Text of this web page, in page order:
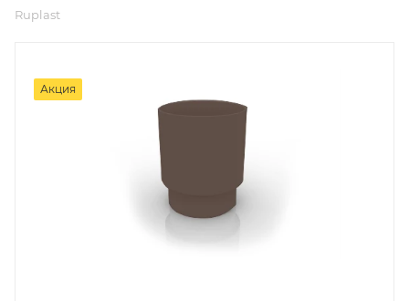
Ruplast
Акция